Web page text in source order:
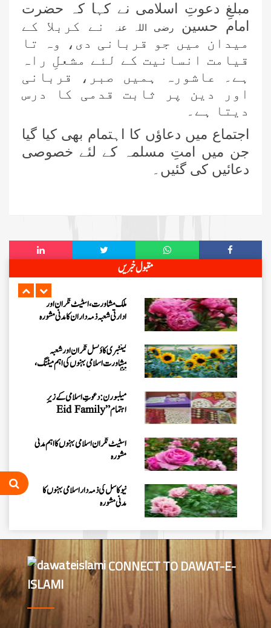
مبلغِ دعوتِ اسلامی نے کہا کہ حضرت
امام حسین
رضی اللہ عنہ
نے کربلا کے
میدان میں جو قربانی دی، وہ تا
قیامت انسانیت کے لئے مشعلِ راہ
ہے۔ عاشورہ ہمیں صبر، قربانی
اور دین پر ثابت قدمی کا درس
دیتا ہے۔
اجتماع میں دعاؤں کا اہتمام بھی کیا گیا
جن میں امتِ مسلمہ کے لئے خصوصی
دعائیں کی گئیں۔
مقبول خبریں
سڈنی نگران کے ہمراہ اہم مدنی مشورہ
وکٹوریا نگران کے ہمراہ میٹنگ
تحت مارچ 2026ء کی ماہانہ کارکردگی
نیوزی لینڈ کی ذمہ دار اسلامی بہنوں کا
بلیک ٹاؤن کاؤنسل کی نگران و ذمہ
ملک مشاورت، اسٹیٹ نگران اور
ادارتی شعبہ ذمہ داران کا مدنی مشورہ
کینٹبری کاؤنسل نگران اور شعبہ
مشاورت اسلامی بہنوں کی اہم میٹنگ،
میلبورن: دعوتِ اسلامی کے زیرِ
اہتمام ”Eid Family
اسٹیٹ نگران اسلامی بہنوں کا اہم مدنی
مشورہ
نیو کاسل کی ذمہ دار اسلامی بہنوں کا
مدنی مشورہ
سڈنی نگران کے ہمراہ اہم مدنی مشورہ
وکٹوریا نگران کے ہمراہ میٹنگ
CONNECT TO DAWAT-E-
ISLAMI